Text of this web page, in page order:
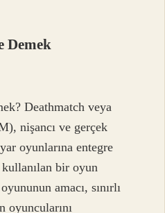
Demek
Deathmatch veya
nişancı ve gerçek
oyunlarına entegre
bir oyun
amacı, sınırlı
oyuncularını